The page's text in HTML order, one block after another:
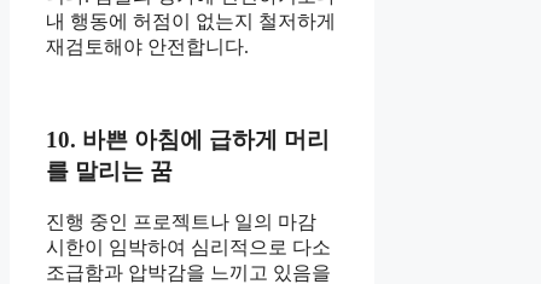
내 행동에 허점이 없는지 철저하게
재검토해야 안전합니다.
10. 바쁜 아침에 급하게 머리
를 말리는 꿈
진행 중인 프로젝트나 일의 마감
시한이 임박하여 심리적으로 다소
조급함과 압박감을 느끼고 있음을